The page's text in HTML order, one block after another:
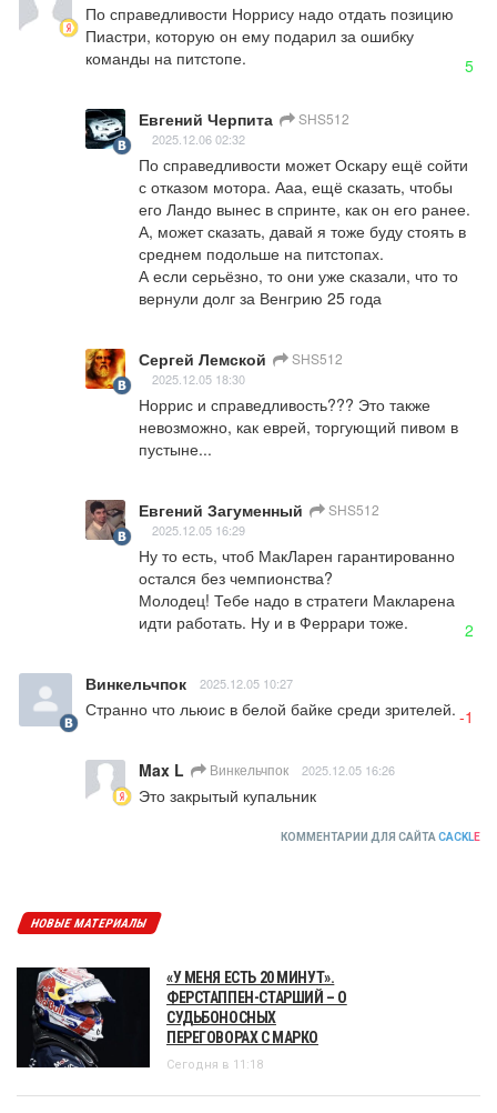
По справедливости Норрису надо отдать позицию
Пиастри, которую он ему подарил за ошибку
команды на питстопе.
5
Евгений Черпита SHS512
2025.12.06 02:32
По справедливости может Оскару ещё сойти
с отказом мотора. Ааа, ещё сказать, чтобы
его Ландо вынес в спринте, как он его ранее.
А, может сказать, давай я тоже буду стоять в
среднем подольше на питстопах.
А если серьёзно, то они уже сказали, что то
вернули долг за Венгрию 25 года
Сергей Лемской SHS512
2025.12.05 18:30
Норрис и справедливость??? Это также
невозможно, как еврей, торгующий пивом в
пустыне...
Евгений Загуменный SHS512
2025.12.05 16:29
Ну то есть, чтоб МакЛарен гарантированно
остался без чемпионства?
Молодец! Тебе надо в стратеги Макларена
идти работать. Ну и в Феррари тоже.
2
Винкельчпок 2025.12.05 10:27
Странно что льюис в белой байке среди зрителей. -1
Max L Винкельчпок 2025.12.05 16:26
Это закрытый купальник
КОММЕНТАРИИ ДЛЯ САЙТА CACKLE
НОВЫЕ МАТЕРИАЛЫ
«У МЕНЯ ЕСТЬ 20 МИНУТ».
ФЕРСТАППЕН-СТАРШИЙ – О
СУДЬБОНОСНЫХ
ПЕРЕГОВОРАХ С МАРКО
Сегодня в 11:18